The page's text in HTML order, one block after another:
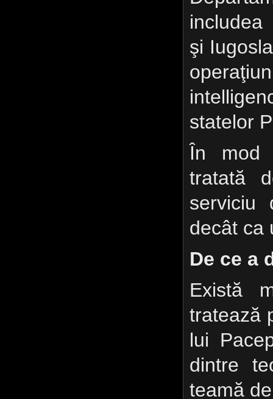
includea
şi
statelor
În mod
tratată
serviciu
decât ca
De ce a
Există
tratează
lui
dintre
teamă